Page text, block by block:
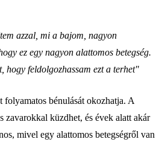
azzal, mi a bajom, nagyon
ez egy nagyon alattomos betegség.
hogy feldolgozhassam ezt a terhet"
folyamatos bénulását okozhatja. A
zavarokkal küzdhet, és évek alatt akár
mivel egy alattomos betegségről van